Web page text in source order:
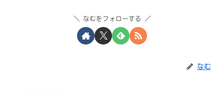
なむをフォローする
なむ